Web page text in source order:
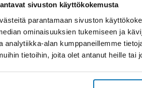
sivuston käyttökokemusta
parantamaan sivuston
ominaisuuksien tukemiseen ja
analytiikka-alan kumppaneillemme
tietoihin, joita olet antanut heille